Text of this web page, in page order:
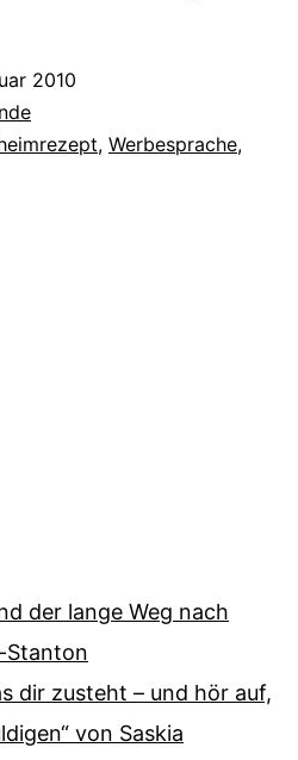
2010
, Werbesprache,
der lange Weg nach
Stanton
dir zusteht – und hör auf,
von Saskia